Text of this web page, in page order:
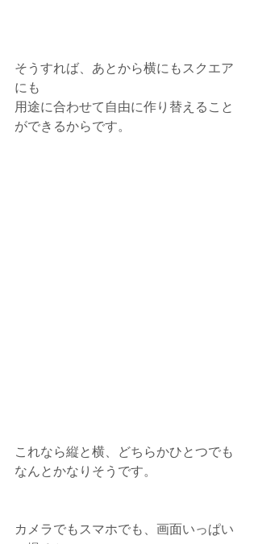
そうすれば、あとから横にもスクエア
にも
用途に合わせて自由に作り替えること
ができるからです。
これなら縦と横、どちらかひとつでも
なんとかなりそうです。
カメラでもスマホでも、画面いっぱい